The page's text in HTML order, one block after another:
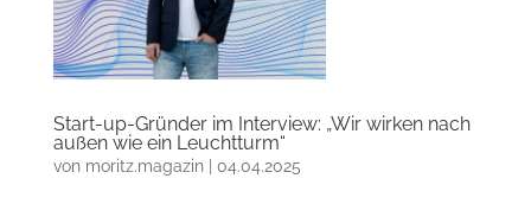
Start-up-Gründer im Interview: „Wir wirken nach
außen wie ein Leuchtturm“
von moritz.magazin| 04.04.2025